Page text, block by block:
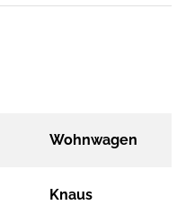
Wohnwagen
Knaus